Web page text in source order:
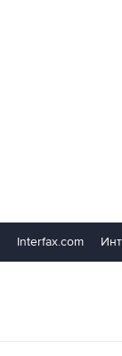
Interfax.com